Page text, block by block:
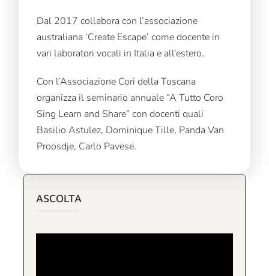
Dal 2017 collabora con l’associazione
australiana ‘Create Escape’ come docente in
vari laboratori vocali in Italia e all’estero.
Con l’Associazione Cori della Toscana
organizza il seminario annuale “A Tutto Coro
Sing Learn and Share” con docenti quali
Basilio Astulez, Dominique Tille, Panda Van
Proosdje, Carlo Pavese.
ASCOLTA